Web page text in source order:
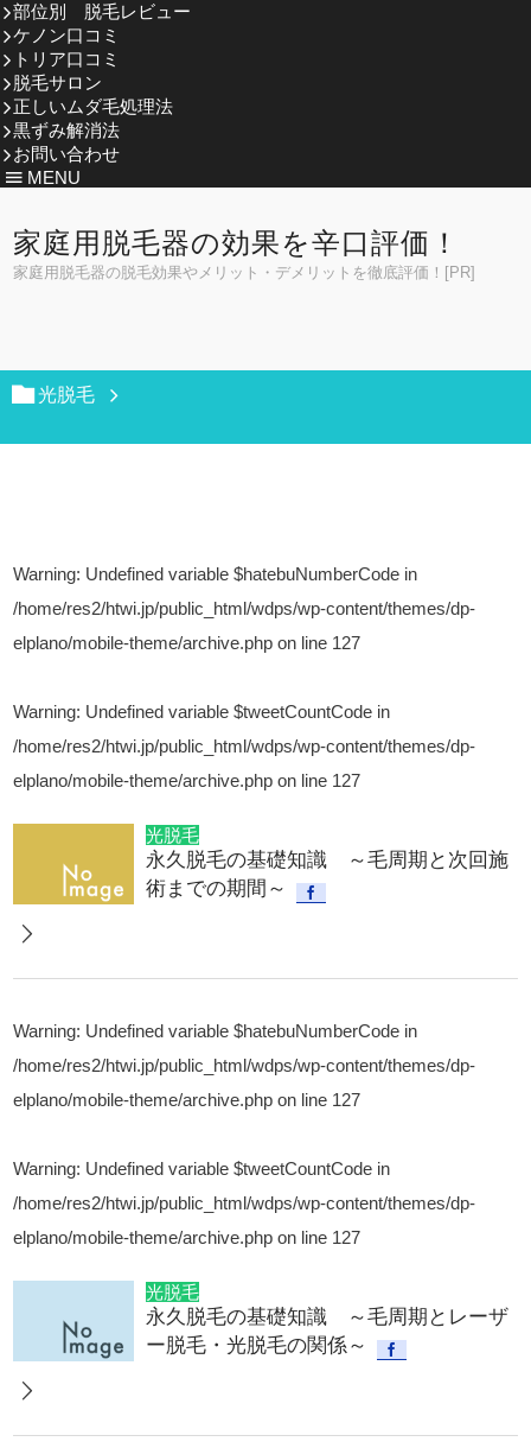
部位別 脱毛レビュー
ケノン口コミ
トリア口コミ
脱毛サロン
正しいムダ毛処理法
黒ずみ解消法
お問い合わせ
MENU
家庭用脱毛器の効果を辛口評価！
家庭用脱毛器の脱毛効果やメリット・デメリットを徹底評価！[PR]
光脱毛
Warning: Undefined variable $hatebuNumberCode in
/home/res2/htwi.jp/public_html/wdps/wp-content/themes/dp-
elplano/mobile-theme/archive.php on line 127
Warning: Undefined variable $tweetCountCode in
/home/res2/htwi.jp/public_html/wdps/wp-content/themes/dp-
elplano/mobile-theme/archive.php on line 127
光脱毛
永久脱毛の基礎知識 ～毛周期と次回施
術までの期間～
Warning: Undefined variable $hatebuNumberCode in
/home/res2/htwi.jp/public_html/wdps/wp-content/themes/dp-
elplano/mobile-theme/archive.php on line 127
Warning: Undefined variable $tweetCountCode in
/home/res2/htwi.jp/public_html/wdps/wp-content/themes/dp-
elplano/mobile-theme/archive.php on line 127
光脱毛
永久脱毛の基礎知識 ～毛周期とレーザ
ー脱毛・光脱毛の関係～